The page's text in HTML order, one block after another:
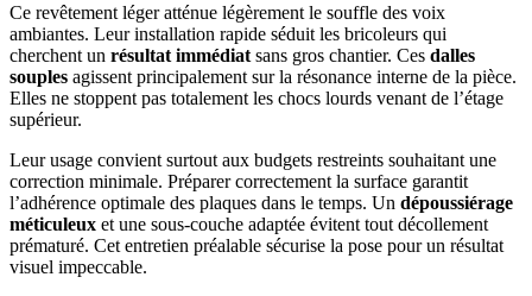
Ce revêtement léger atténue légèrement le souffle des voix
ambiantes. Leur installation rapide séduit les bricoleurs qui
cherchent un résultat immédiat sans gros chantier. Ces dalles
souples agissent principalement sur la résonance interne de la pièce.
Elles ne stoppent pas totalement les chocs lourds venant de l’étage
supérieur.
Leur usage convient surtout aux budgets restreints souhaitant une
correction minimale. Préparer correctement la surface garantit
l’adhérence optimale des plaques dans le temps. Un dépoussiérage
méticuleux et une sous-couche adaptée évitent tout décollement
prématuré. Cet entretien préalable sécurise la pose pour un résultat
visuel impeccable.